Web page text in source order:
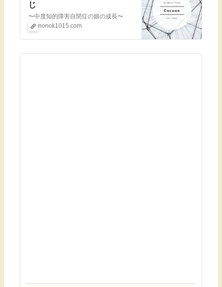
じ
〜中度知的障害自閉症の娘の成長〜
nonok1015.com